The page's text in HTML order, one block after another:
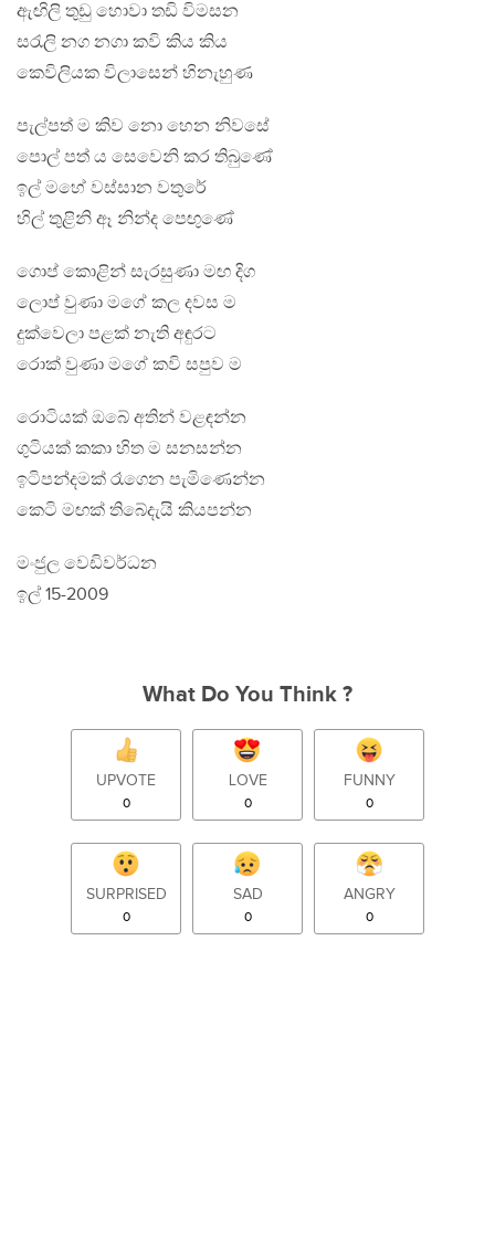
ඇඟිලි තුඩු හොවා තඩි විමසන
සරැලි නග නගා කවි කිය කිය
කෙවිලියක විලාසෙන් හිනැහුණ
පැල්පත් ම කිව නො හෙන නිවසේ
පොල් පත් ය සෙවෙනි කර තිබුණේ
ඉල් මහේ වස්සාන වතුරේ
හිල් තුළිනි ඈ නින්ද පෙඟුණේ
ගොප් කොළින් සැරසුණා මඟ දිග
ලොප් වුණා මගේ කල දවස ම
දුක්වෙලා පළක් නැති අඳුරට
රොක් වුණා මගේ කවි සපුව ම
රොටියක් ඔබේ අතින් වළඳන්න
ගුටියක් කකා හිත ම සනසන්න
ඉටිපන්දමක් රෑගෙන පැමිණෙන්න
කෙටි මඟක් තිබේදැයි කියපන්න
මංජුල වෙඩිවර්ධන
ඉල් 15-2009
What Do You Think ?
UPVOTE
0
LOVE
0
FUNNY
0
SURPRISED
0
SAD
0
ANGRY
0